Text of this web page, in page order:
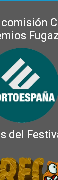
Fugaz
del